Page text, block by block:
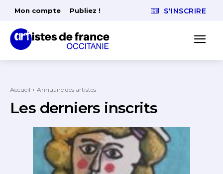
Mon compte Publiez ! S'INSCRIRE
Accueil Annuaire des artistes
Les derniers inscrits